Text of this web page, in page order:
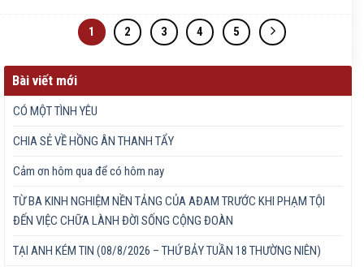
1 2 3 4 5
Bài viết mới
CÓ MỘT TÌNH YÊU
CHIA SẺ VỀ HỒNG ÂN THANH TẨY
Cảm ơn hôm qua để có hôm nay
TỪ BA KINH NGHIỆM NỀN TẢNG CỦA AĐAM TRƯỚC KHI PHẠM TỘI
ĐẾN VIỆC CHỮA LÀNH ĐỜI SỐNG CỘNG ĐOÀN
TẠI ANH KÉM TIN (08/8/2026 – THỨ BẢY TUẦN 18 THƯỜNG NIÊN)